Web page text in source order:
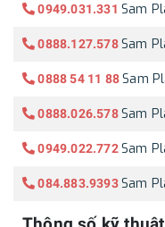
0949.031.331 Sam
0888.127.578 Sam
0888 54 11 88 Sam
0888.026.578 Sam
0949.022.772 Sam
084.883.9393 Sam